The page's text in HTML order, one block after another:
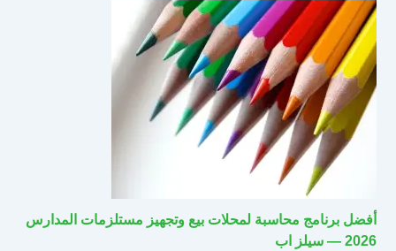
أفضل برنامج محاسبة لمحلات بيع وتجهيز مستلزمات المدارس
2026 — سيلز اب